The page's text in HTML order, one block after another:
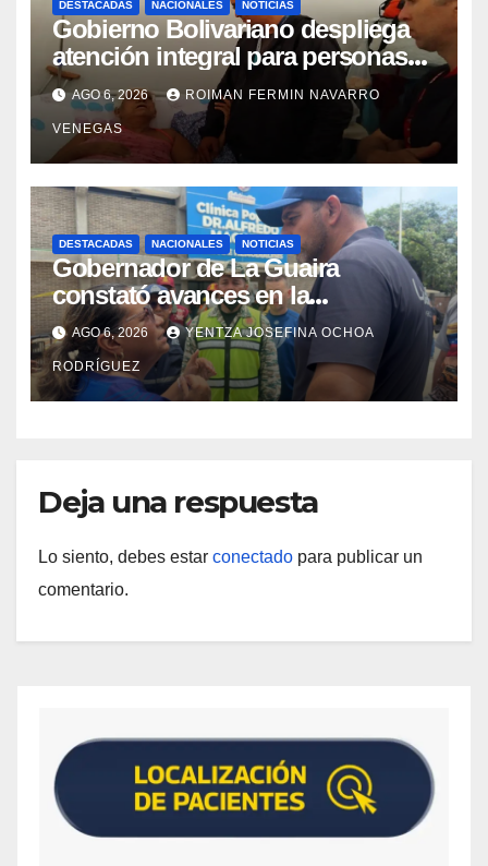
DESTACADAS NACIONALES NOTICIAS
Gobierno Bolivariano despliega
atención integral para personas
con discapacidad en
campamentos de La Guaira
AGO 6, 2026 ROIMAN FERMIN NAVARRO
VENEGAS
DESTACADAS NACIONALES NOTICIAS
Gobernador de La Guaira
constató avances en la
rehabilitación del Hospitalito de
Catia la Mar
AGO 6, 2026 YENTZA JOSEFINA OCHOA
RODRÍGUEZ
Deja una respuesta
Lo siento, debes estar conectado para publicar un
comentario.